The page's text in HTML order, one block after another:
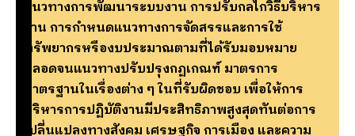
แนวทางการพัฒนาระบบงาน การปรับกลไกวิธีบริหาร
งาน การกำหนดแนวทางการจัดสรรและการใช้
ทรัพยากรหรืองบประมาณตามที่ได้รับมอบหมาย
ตลอดจนแนวทางปรับปรุงกฏเกณฑ์ มาตรการ
มาตรฐานในเรื่องต่าง ๆ ในที่รับผิดชอบ เพื่อให้การ
บริหารการปฏิบัติงานมีประสิทธิภาพสูงสุดทันต่อการ
เปลี่นแปลงทางสังคม เศรษฐกิจ การเมือง และความ